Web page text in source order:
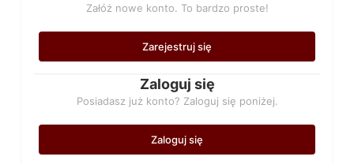
Załóż nowe konto. To bardzo proste!
Zarejestruj się
Zaloguj się
Posiadasz już konto? Zaloguj się poniżej.
Zaloguj się